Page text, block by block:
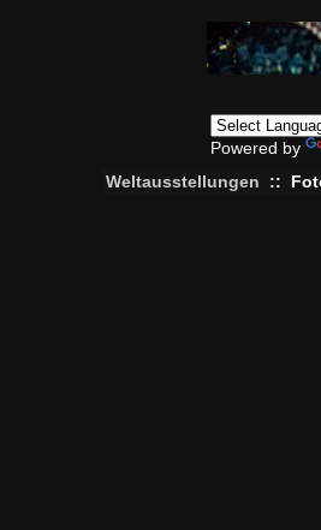
Powered by
Weltausstellungen ::